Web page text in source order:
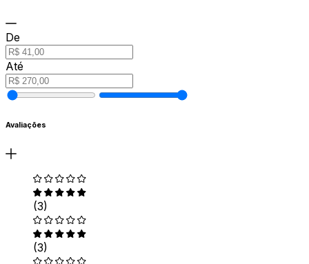
De
Até
Avaliações
(3)
(3)